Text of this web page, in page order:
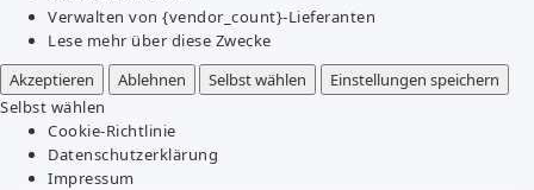
Verwalten von {vendor_count}-Lieferanten
Lese mehr über diese Zwecke
Akzeptieren
Ablehnen Selbst wählen
Einstellungen speichern
Selbst wählen
Cookie-Richtlinie
Datenschutzerklärung
Impressum